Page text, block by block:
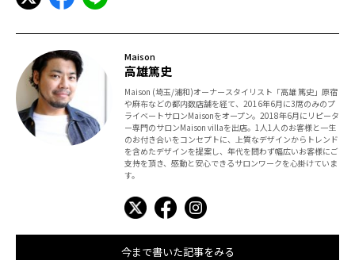
Maison
高雄篤史
Maison (埼玉/浦和)オーナースタイリスト「高雄 篤史」原宿
や麻布などの都内数店舗を経て、2016年6月に3席のみのプ
ライベートサロンMaisonをオープン。2018年6月にリピータ
ー専門のサロンMaison villaを出店。1人1人のお客様と一生
のお付き合いをコンセプトに、上質なデザインからトレンド
を含めたデザインを提案し、年代を問わず幅広いお客様にご
支持を頂き、感動と安心できるサロンワークを心掛けていま
す。
今まで書いた記事をみる